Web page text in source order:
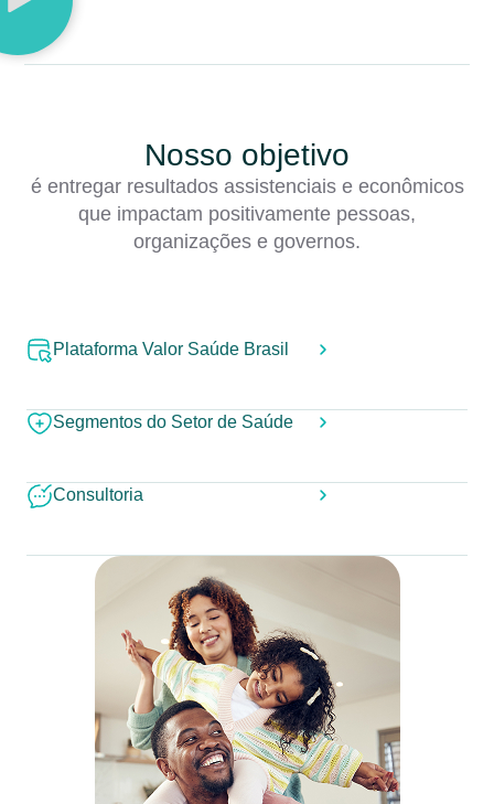
Nosso objetivo
é entregar resultados assistenciais e econômicos
que impactam positivamente pessoas,
organizações e governos.
Plataforma Valor Saúde Brasil
Segmentos do Setor de Saúde
Consultoria